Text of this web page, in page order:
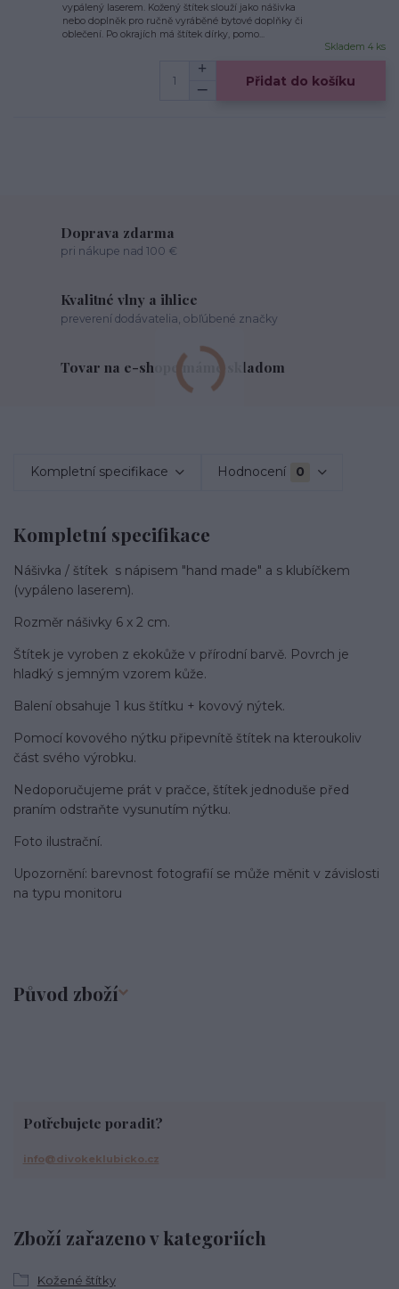
vypálený laserem. Kožený štítek slouží jako nášivka
nebo doplněk pro ručně vyráběné bytové doplňky či
oblečení. Po okrajích má štítek dírky, pomo...
Skladem 4 ks
Přidat do košíku
Doprava zdarma
pri nákupe nad 100 €
Kvalitné vlny a ihlice
preverení dodávatelia, obľúbené značky
Tovar na e-shope máme skladom
Kompletní specifikace Hodnocení 0
Kompletní specifikace
Nášivka / štítek s nápisem "hand made" a s klubíčkem
(vypáleno laserem).
Rozměr nášivky 6 x 2 cm.
Štítek je vyroben z ekokůže v přírodní barvě. Povrch je
hladký s jemným vzorem kůže.
Balení obsahuje 1 kus štítku + kovový nýtek.
Pomocí kovového nýtku připevnítě štítek na kteroukoliv
část svého výrobku.
Nedoporučujeme prát v pračce, štítek jednoduše před
praním odstraňte vysunutím nýtku.
Foto ilustrační.
Upozornění: barevnost fotografií se může měnit v závislosti
na typu monitoru
Původ zboží
Zboží zařazeno v kategoriích
Kožené štítky
Potřebujete poradit?
info@divokeklubicko.cz